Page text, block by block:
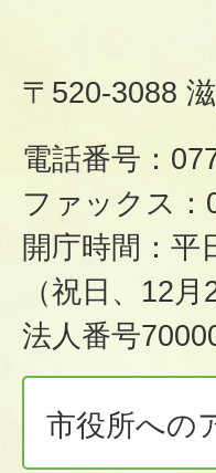
〒520-3088
電話番号：
ファックス：
開庁時間：平
（祝日、12
法人番号
市役所への